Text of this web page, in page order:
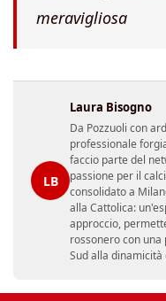
meravigliosa
LB
Laura Bisogno
Da Pozzuoli con
professionale
faccio parte del
passione per il
consolidato a
alla Cattolica:
approccio,
rossonero con
Sud alla